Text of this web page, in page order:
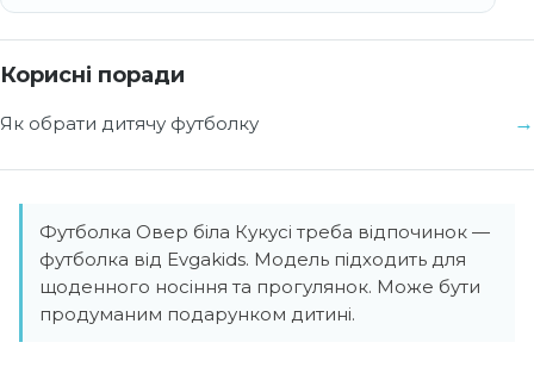
Корисні поради
Як обрати дитячу футболку
Футболка Овер біла Кукусі треба відпочинок —
футболка від Evgakids. Модель підходить для
щоденного носіння та прогулянок. Може бути
продуманим подарунком дитині.